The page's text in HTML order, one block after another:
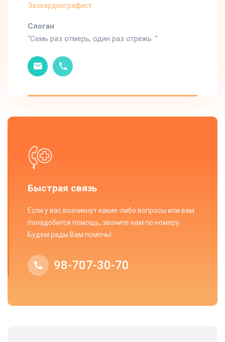
Эхокардиографист
Cлоган
"Семь раз отмерь, один раз отрежь. "
Быстрая связь
Если у вас возникнут какие-либо вопросы или вам
понадобится помощь, звоните нам по номеру.
Будем рады Вам помочь!
98-707-30-70